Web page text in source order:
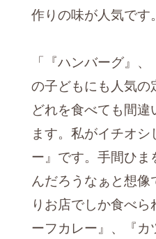
作りの味が人気です。
「『ハンバーグ』
の子どもにも人気の
どれを食べても間違
ます。私がイチオシ
ー』です。手間ひま
んだろうなぁと想
りお店でしか食べ
ーフカレー』、『カ